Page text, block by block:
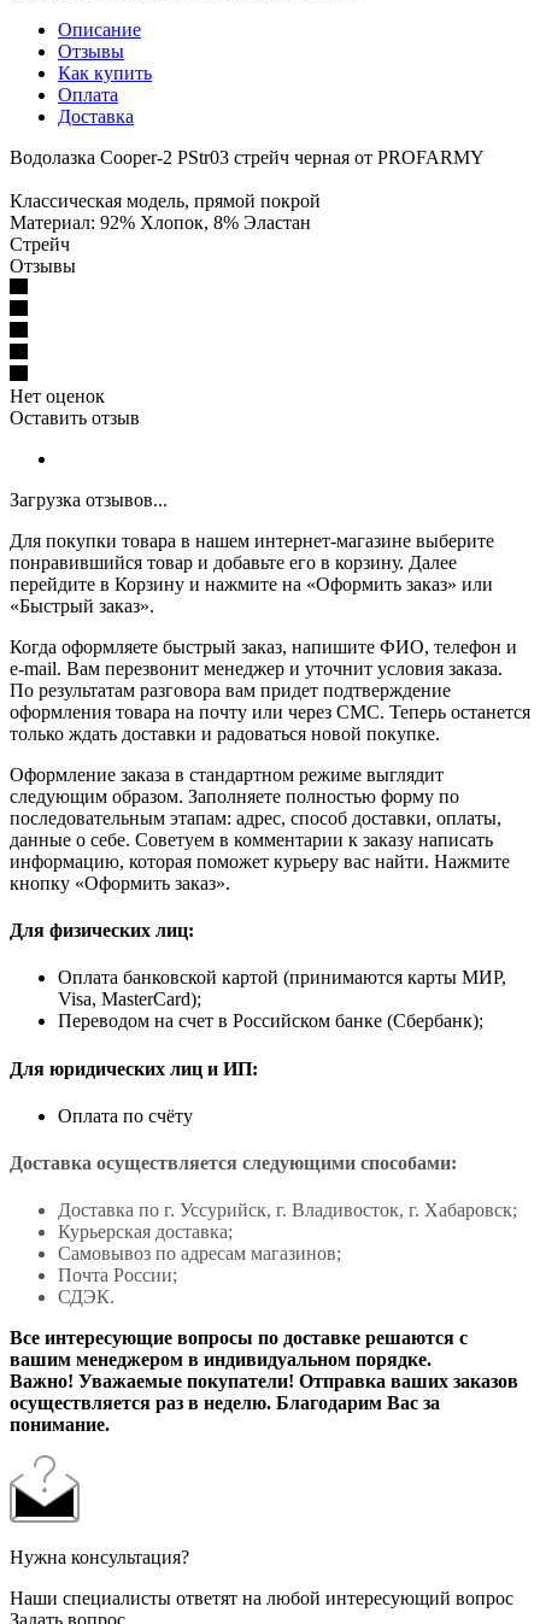
Описание
Отзывы
Как купить
Оплата
Доставка
Водолазка Cooper-2 PStr03 стрейч черная от PROFARMY
Классическая модель, прямой покрой
Материал: 92% Хлопок, 8% Эластан
Стрейч
Отзывы
Нет оценок
Оставить отзыв
Загрузка отзывов...
Для покупки товара в нашем интернет-магазине выберите
понравившийся товар и добавьте его в корзину. Далее
перейдите в Корзину и нажмите на «Оформить заказ» или
«Быстрый заказ».
Когда оформляете быстрый заказ, напишите ФИО, телефон и
e-mail. Вам перезвонит менеджер и уточнит условия заказа.
По результатам разговора вам придет подтверждение
оформления товара на почту или через СМС. Теперь останется
только ждать доставки и радоваться новой покупке.
Оформление заказа в стандартном режиме выглядит
следующим образом. Заполняете полностью форму по
последовательным этапам: адрес, способ доставки, оплаты,
данные о себе. Советуем в комментарии к заказу написать
информацию, которая поможет курьеру вас найти. Нажмите
кнопку «Оформить заказ».
Для физических лиц:
Оплата банковской картой (принимаются карты МИР,
Visa, MasterCard);
Переводом на счет в Российском банке (Сбербанк);
Для юридических лиц и ИП:
Оплата по счёту
Доставка осуществляется следующими способами:
Доставка по г. Уссурийск, г. Владивосток, г. Хабаровск;
Курьерская доставка;
Самовывоз по адресам магазинов;
Почта России;
СДЭК.
Все интересующие вопросы по доставке решаются с
вашим менеджером в индивидуальном порядке.
Важно! Уважаемые покупатели! Отправка ваших заказов
осуществляется раз в неделю. Благодарим Вас за
понимание.
Нужна консультация?
Наши специалисты ответят на любой интересующий вопрос